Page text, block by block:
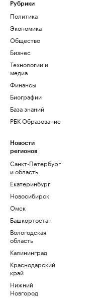
Рубрики
Политика
Экономика
Общество
Бизнес
Технологии и
медиа
Финансы
Биографии
База знаний
РБК Образование
Новости
регионов
Санкт-Петербург
и область
Екатеринбург
Новосибирск
Омск
Башкортостан
Вологодская
область
Калининград
Краснодарский
край
Нижний
Новгород